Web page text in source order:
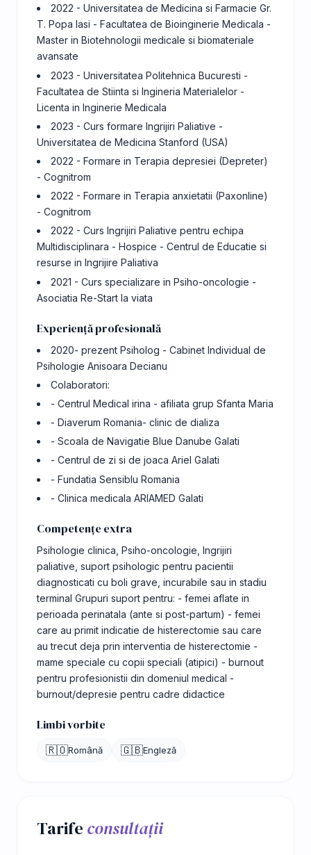
2022 - Universitatea de Medicina si Farmacie Gr.
T. Popa Iasi - Facultatea de Bioinginerie Medicala -
Master in Biotehnologii medicale si biomateriale
avansate
2023 - Universitatea Politehnica Bucuresti -
Facultatea de Stiinta si Ingineria Materialelor -
Licenta in Inginerie Medicala
2023 - Curs formare Ingrijiri Paliative -
Universitatea de Medicina Stanford (USA)
2022 - Formare in Terapia depresiei (Depreter)
- Cognitrom
2022 - Formare in Terapia anxietatii (Paxonline)
- Cognitrom
2022 - Curs Ingrijiri Paliative pentru echipa
Multidisciplinara - Hospice - Centrul de Educatie si
resurse in Ingrijire Paliativa
2021 - Curs specializare in Psiho-oncologie -
Asociatia Re-Start la viata
Experiență profesională
2020- prezent Psiholog - Cabinet Individual de
Psihologie Anisoara Decianu
Colaboratori:
- Centrul Medical irina - afiliata grup Sfanta Maria
- Diaverum Romania- clinic de dializa
- Scoala de Navigatie Blue Danube Galati
- Centrul de zi si de joaca Ariel Galati
- Fundatia Sensiblu Romania
- Clinica medicala ARIAMED Galati
Competențe extra
Psihologie clinica, Psiho-oncologie, Ingrijiri
paliative, suport psihologic pentru pacientii
diagnosticati cu boli grave, incurabile sau in stadiu
terminal Grupuri suport pentru: - femei aflate in
perioada perinatala (ante si post-partum) - femei
care au primit indicatie de histerectomie sau care
au trecut deja prin interventia de histerectomie -
mame speciale cu copii speciali (atipici) - burnout
pentru profesionistii din domeniul medical -
burnout/depresie pentru cadre didactice
Limbi vorbite
🇷🇴Română 🇬🇧Engleză
Tarife consultații